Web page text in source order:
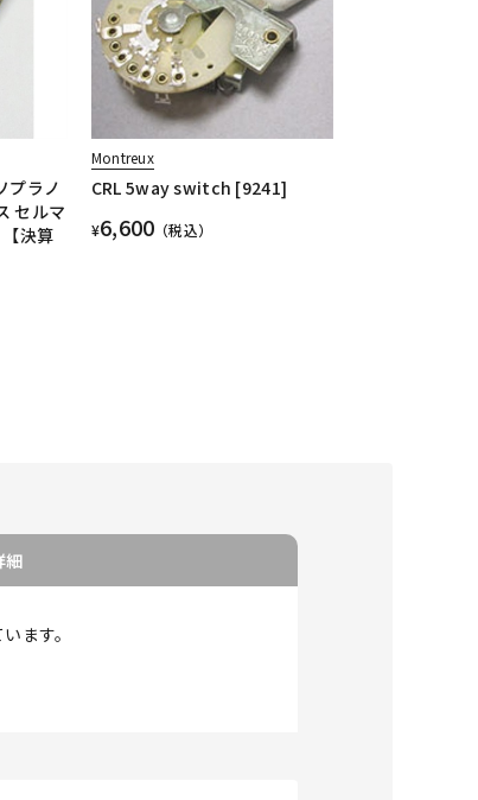
プラノ
セルマ
決算
Montreux
CRL 5way switch [9241]
¥6,600 （税込）
細
ます。